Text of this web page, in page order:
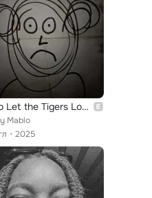
Who Let the Tigers Loose?
Mablo
2025